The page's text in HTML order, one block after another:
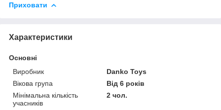
Приховати
Характеристики
Основні
Виробник
Danko Toys
Вікова група
Від 6 років
Мінімальна кількість
учасників
2 чол.